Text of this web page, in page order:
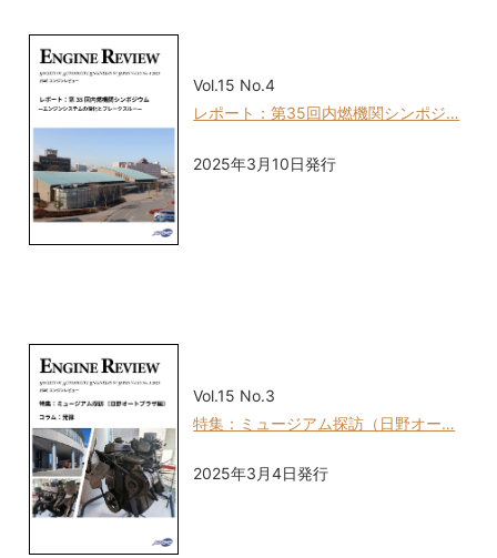
Vol.15 No.4
レポート：第35回内燃機関シンポジ…
2025年3月10日発行
Vol.15 No.3
特集：ミュージアム探訪（日野オー…
2025年3月4日発行